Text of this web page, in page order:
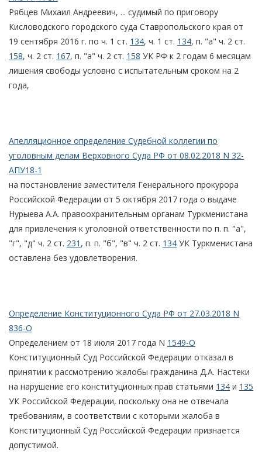
Рябцев Михаил Андреевич, ... судимый по приговору
Кисловодского городского суда Ставропольского края от
19 сентября 2016 г. по ч. 1 ст. 134, ч. 1 ст. 134, п. "а" ч. 2 ст.
158, ч. 2 ст. 167, п. "а" ч. 2 ст. 158 УК РФ к 2 годам 6 месяцам
лишения свободы условно с испытательным сроком на 2
года,
Апелляционное определение Судебной коллегии по
уголовным делам Верховного Суда РФ от 08.02.2018 N 32-
АПУ18-1
на постановление заместителя Генерального прокурора
Российской Федерации от 5 октября 2017 года о выдаче
Нурыева А.А. правоохранительным органам Туркменистана
для привлечения к уголовной ответственности по п. п. "а",
"г", "д" ч. 2 ст. 231 , п. п. "б", "в" ч. 2 ст. 134 УК Туркменистана
оставлена без удовлетворения.
Определение Конституционного Суда РФ от 27.03.2018 N
836-О
Определением от 18 июля 2017 года N 1549-О
Конституционный Суд Российской Федерации отказал в
принятии к рассмотрению жалобы гражданина Д.А. Настеки
на нарушение его конституционных прав статьями 134 и 135
УК Российской Федерации, поскольку она не отвечала
требованиям, в соответствии с которыми жалоба в
Конституционный Суд Российской Федерации признается
допустимой.